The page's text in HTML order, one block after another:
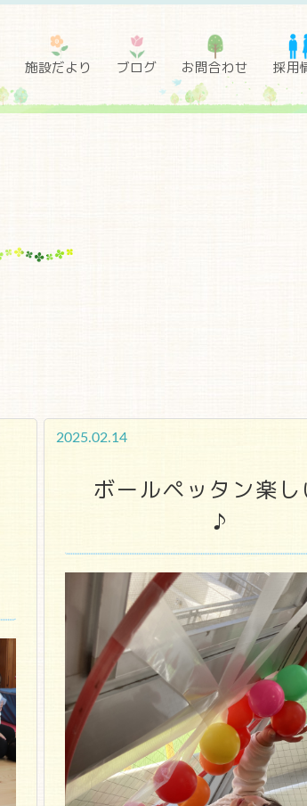
施設だより ブログ お問合わせ 採用
2025.02.14
ボールペッタン楽し
♪